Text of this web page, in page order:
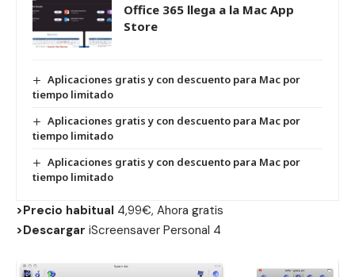
Office 365 llega a la Mac App
Store
Aplicaciones gratis y con descuento para Mac por
tiempo limitado
Aplicaciones gratis y con descuento para Mac por
tiempo limitado
Aplicaciones gratis y con descuento para Mac por
tiempo limitado
>Precio habitual 4,99€, Ahora gratis
>Descargar iScreensaver Personal 4